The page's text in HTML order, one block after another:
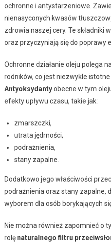
ochronne i antystarzeniowe.
nienasyconych kwasów
zdrowia naszej cery. Te składniki
oraz przyczyniają się do poprawy
Ochronne działanie oleju polega
rodników, co jest niezwykle
Antyoksydantyobecne w tym
efekty upływu czasu, takie jak:
zmarszczki,
utrata jędrności,
podrażnienia,
stany zapalne.
Dodatkowo jego właściwości
podrażnienia oraz stany zapalne,
wyborem dla osób borykających
Nie można również zapomnieć o
rolę naturalnego filtru